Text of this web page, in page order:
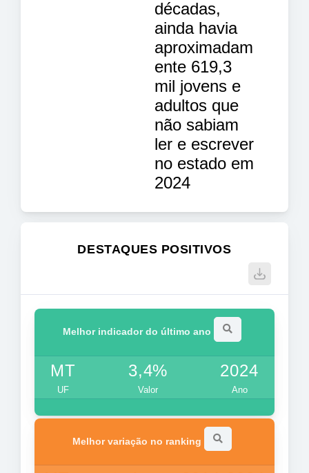
décadas,
ainda havia
aproximadam
ente 619,3
mil jovens e
adultos que
não sabiam
ler e escrever
no estado em
2024
DESTAQUES POSITIVOS
Melhor indicador do último ano
MT
UF
3,4%
Valor
2024
Ano
Melhor variação no ranking